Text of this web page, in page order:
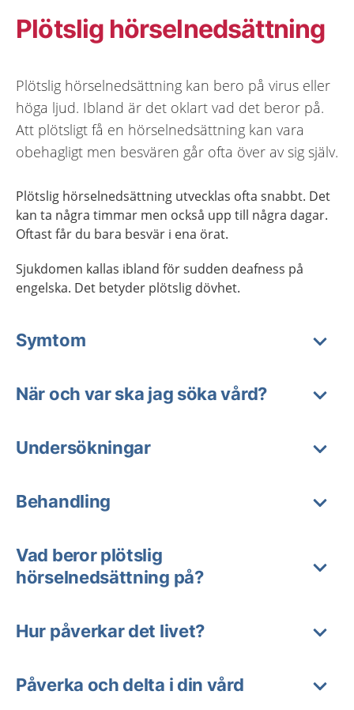
Plötslig hörselnedsättning
Plötslig hörselnedsättning kan bero på virus eller
höga ljud. Ibland är det oklart vad det beror på.
Att plötsligt få en hörselnedsättning kan vara
obehagligt men besvären går ofta över av sig själv.
Plötslig hörselnedsättning utvecklas ofta snabbt. Det
kan ta några timmar men också upp till några dagar.
Oftast får du bara besvär i ena örat.
Sjukdomen kallas ibland för sudden deafness på
engelska. Det betyder plötslig dövhet.
Symtom
När och var ska jag söka vård?
Undersökningar
Behandling
Vad beror plötslig
hörselnedsättning på?
Hur påverkar det livet?
Påverka och delta i din vård